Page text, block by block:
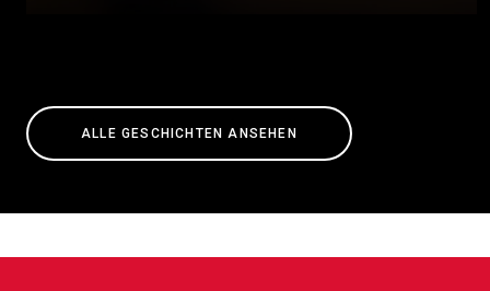
ALLE GESCHICHTEN ANSEHEN